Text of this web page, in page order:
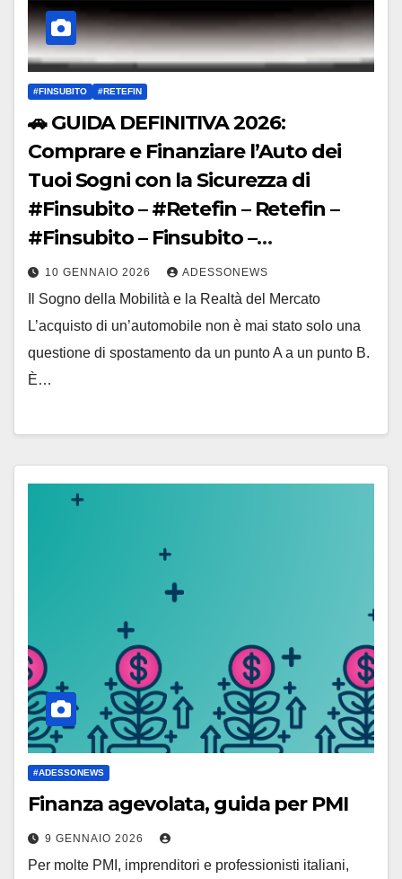
#FINSUBITO #RETEFIN
🚗 GUIDA DEFINITIVA 2026:
Comprare e Finanziare l’Auto dei
Tuoi Sogni con la Sicurezza di
#Finsubito – #Retefin – Retefin –
#Finsubito – Finsubito –
#Adessonews – #Adessonews –
#Finsubito – Adessonews
10 GENNAIO 2026 ADESSONEWS
Il Sogno della Mobilità e la Realtà del Mercato
L’acquisto di un’automobile non è mai stato solo una
questione di spostamento da un punto A a un punto B.
È…
#ADESSONEWS
Finanza agevolata, guida per PMI
9 GENNAIO 2026
Per molte PMI, imprenditori e professionisti italiani,